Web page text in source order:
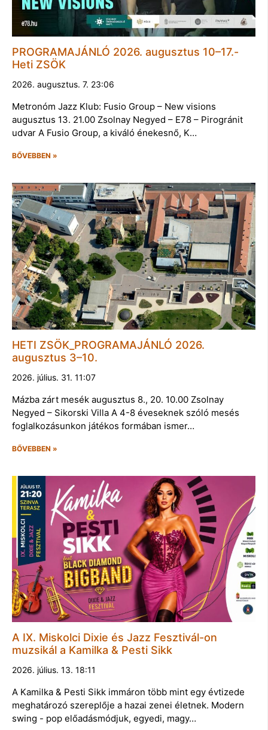
PROGRAMAJÁNLÓ 2026. augusztus 10–17.-
Heti ZSÖK
2026. augusztus. 7. 23:06
Metronóm Jazz Klub: Fusio Group – New visions
augusztus 13. 21.00 Zsolnay Negyed – E78 – Pirogránit
udvar A Fusio Group, a kiváló énekesnő, K…
BŐVEBBEN »
HETI ZSÖK_PROGRAMAJÁNLÓ 2026.
augusztus 3–10.
2026. július. 31. 11:07
Mázba zárt mesék augusztus 8., 20. 10.00 Zsolnay
Negyed – Sikorski Villa A 4-8 éveseknek szóló mesés
foglalkozásunkon játékos formában ismer…
BŐVEBBEN »
A IX. Miskolci Dixie és Jazz Fesztivál-on
muzsikál a Kamilka & Pesti Sikk
2026. július. 13. 18:11
A Kamilka & Pesti Sikk immáron több mint egy évtizede
meghatározó szereplője a hazai zenei életnek. Modern
swing - pop előadásmódjuk, egyedi, magy…